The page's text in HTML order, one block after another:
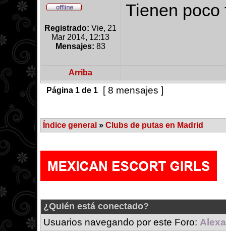
Registrado: Vie, 21
Mar 2014, 12:13
Mensajes: 83
Tienen poco
Arriba
Página 1de 1 [ 8 mensajes ]
Índice general » Clubs de putas en Madrid
¿Quién está conectado?
Usuarios navegando por este Foro: